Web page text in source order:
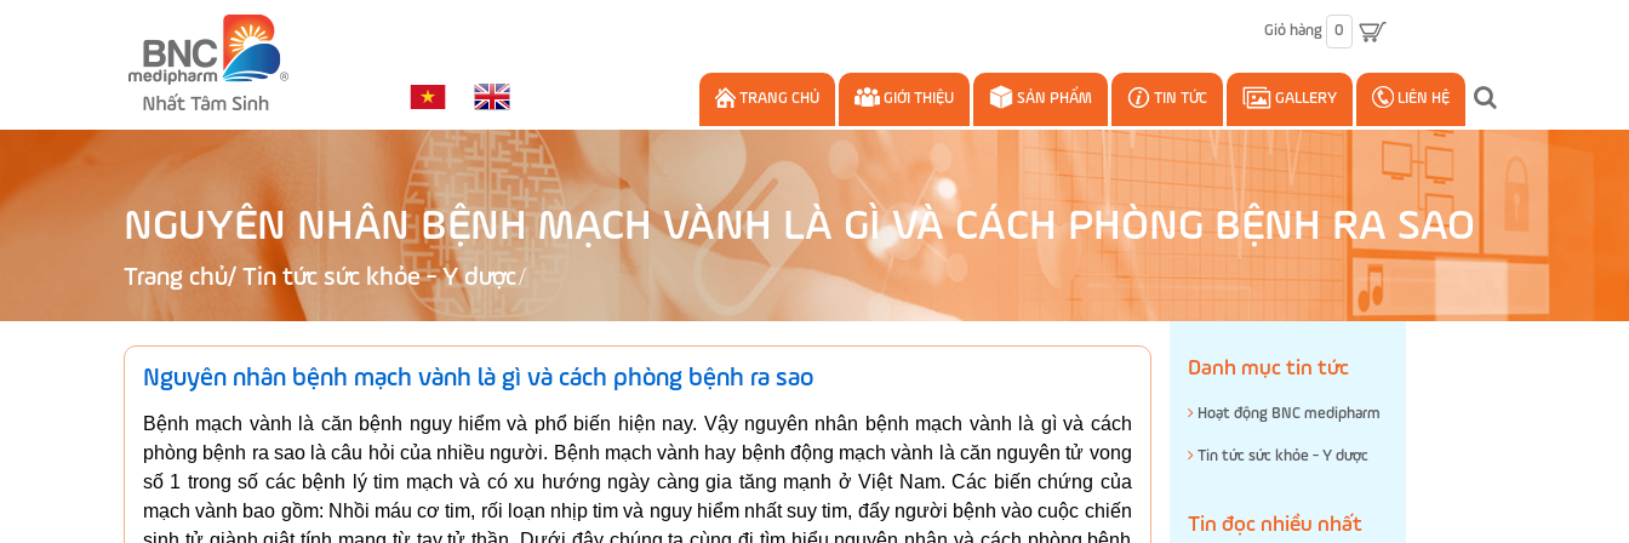
Giỏ hàng 0
TRANG CHỦ GIỚI THIỆU SẢN PHẨM TIN TỨC GALLERY LIÊN HỆ
NGUYÊN NHÂN BỆNH MẠCH VÀNH LÀ GÌ VÀ CÁCH PHÒNG BỆNH RA SAO
Trang chủ/ Tin tức sức khỏe - Y dược
Nguyên nhân bệnh mạch vành là gì và cách phòng bệnh ra sao
Bệnh mạch vành là căn bệnh nguy hiểm và phổ biến hiện nay. Vậy nguyên nhân bệnh mạch vành là gì và cách
phòng bệnh ra sao là câu hỏi của nhiều người. Bệnh mạch vành hay bệnh động mạch vành là căn nguyên tử vong
số 1 trong số các bệnh lý tim mạch và có xu hướng ngày càng gia tăng mạnh ở Việt Nam. Các biến chứng của
mạch vành bao gồm: Nhồi máu cơ tim, rối loạn nhịp tim và nguy hiểm nhất suy tim, đẩy người bệnh vào cuộc chiến
Danh mục tin tức
Hoạt động BNC medipharm
Tin tức sức khỏe - Y dược
Tin đọc nhiều nhất